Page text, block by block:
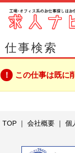
仕事検索
この仕事は既に
TOP｜ 会社概要｜ 個